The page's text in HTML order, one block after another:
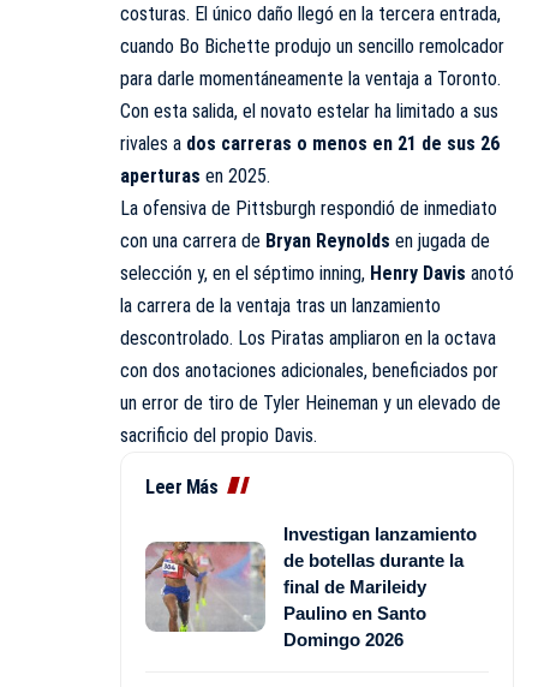
costuras. El único daño llegó en la tercera entrada,
cuando Bo Bichette produjo un sencillo remolcador
para darle momentáneamente la ventaja a Toronto.
Con esta salida, el novato estelar ha limitado a sus
rivales a dos carreras o menos en 21 de sus 26
aperturas en 2025.
La ofensiva de Pittsburgh respondió de inmediato
con una carrera de Bryan Reynolds en jugada de
selección y, en el séptimo inning, Henry Davis anotó
la carrera de la ventaja tras un lanzamiento
descontrolado. Los Piratas ampliaron en la octava
con dos anotaciones adicionales, beneficiados por
un error de tiro de Tyler Heineman y un elevado de
sacrificio del propio Davis.
Leer Más
Investigan lanzamiento
de botellas durante la
final de Marileidy
Paulino en Santo
Domingo 2026